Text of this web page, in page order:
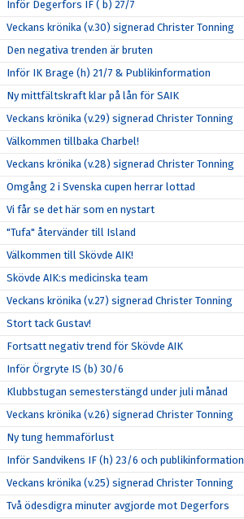
Inför Degerfors IF ( b) 27/7
Veckans krönika (v.30) signerad Christer Tonning
Den negativa trenden är bruten
Inför IK Brage (h) 21/7 & Publikinformation
Ny mittfältskraft klar på lån för SAIK
Veckans krönika (v.29) signerad Christer Tonning
Välkommen tillbaka Charbel!
Veckans krönika (v.28) signerad Christer Tonning
Omgång 2 i Svenska cupen herrar lottad
Vi får se det här som en nystart
"Tufa" återvänder till Island
Välkommen till Skövde AIK!
Skövde AIK:s medicinska team
Veckans krönika (v.27) signerad Christer Tonning
Stort tack Gustav!
Fortsatt negativ trend för Skövde AIK
Inför Örgryte IS (b) 30/6
Klubbstugan semesterstängd under juli månad
Veckans krönika (v.26) signerad Christer Tonning
Ny tung hemmaförlust
Inför Sandvikens IF (h) 23/6 och publikinformation
Veckans krönika (v.25) signerad Christer Tonning
Två ödesdigra minuter avgjorde mot Degerfors